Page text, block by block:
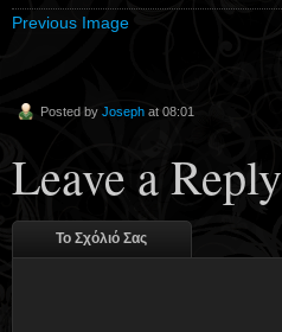
Previous Image
Posted by Joseph at 08:01
Leave a Reply
Το Σχόλιό Σας